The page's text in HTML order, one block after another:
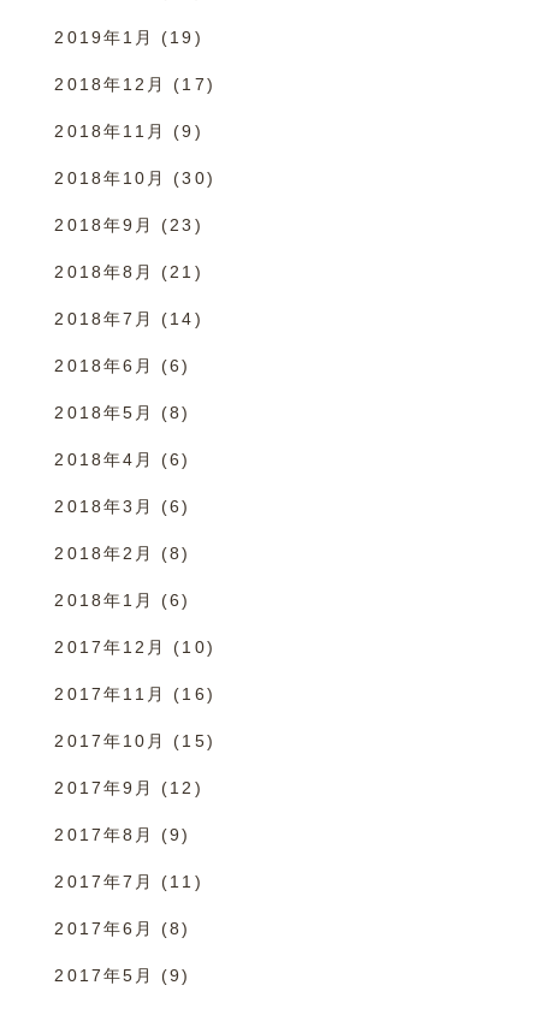
2019年1月 (19)
2018年12月 (17)
2018年11月 (9)
2018年10月 (30)
2018年9月 (23)
2018年8月 (21)
2018年7月 (14)
2018年6月 (6)
2018年5月 (8)
2018年4月 (6)
2018年3月 (6)
2018年2月 (8)
2018年1月 (6)
2017年12月 (10)
2017年11月 (16)
2017年10月 (15)
2017年9月 (12)
2017年8月 (9)
2017年7月 (11)
2017年6月 (8)
2017年5月 (9)